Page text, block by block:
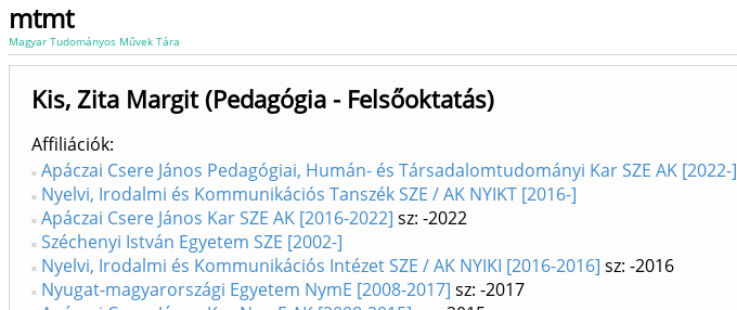
mtmt
Magyar Tudományos Művek Tára
Kis, Zita Margit (Pedagógia - Felsőoktatás)
Affiliációk
Apáczai Csere János Pedagógiai, Humán- és Társadalomtudományi Kar SZE AK [2022-]
Nyelvi, Irodalmi és Kommunikációs Tanszék SZE / AK NYIKT [2016-]
Apáczai Csere János Kar SZE AK [2016-2022] sz: -2022
Széchenyi István Egyetem SZE [2002-]
Nyelvi, Irodalmi és Kommunikációs Intézet SZE / AK NYIKI [2016-2016] sz: -2016
Nyugat-magyarországi Egyetem NymE [2008-2017] sz: -2017